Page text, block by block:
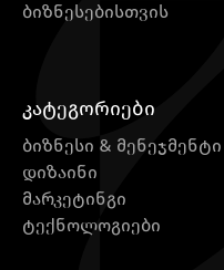
ბიზნესებისთვის
კატეგორიები
ბიზნესი & მენეჯმენტი
დიზაინი
მარკეტინგი
ტექნოლოგიები